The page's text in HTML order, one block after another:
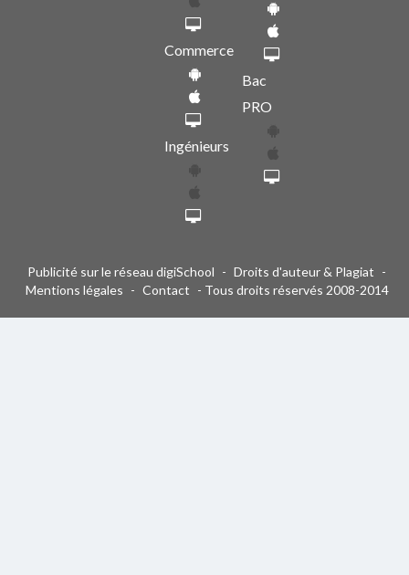
Commerce
Ingénieurs
Bac
PRO
Publicité sur le réseau digiSchool - Droits d'auteur & Plagiat -
Mentions légales - Contact - Tous droits réservés 2008-2014